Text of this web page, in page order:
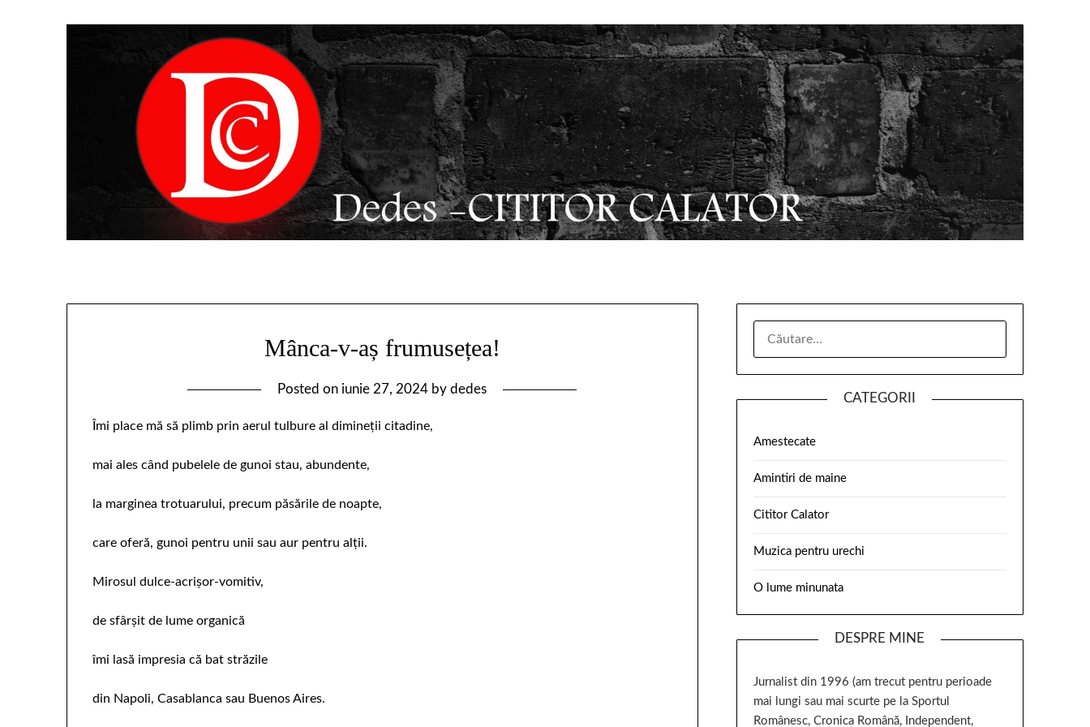
Mânca-v-aș frumusețea!
Posted on iunie 27, 2024 bydedes
Îmi place mă să plimb prin aerul tulbure al dimineții citadine,
mai ales când pubelele de gunoi stau, abundente,
la marginea trotuarului, precum păsările de noapte,
care oferă, gunoi pentru unii sau aur pentru alții.
Mirosul dulce-acrișor-vomitiv,
de sfârșit de lume organică
îmi lasă impresia că bat străzile
din Napoli, Casablanca sau Buenos Aires.
CATEGORII
Amestecate
Amintiri de maine
Cititor Calator
Muzica pentru urechi
O lume minunata
DESPRE MINE
Jurnalist din 1996 (am trecut pentru perioade
mai lungi sau mai scurte pe la Sportul
Românesc, Cronica Română, Independent,